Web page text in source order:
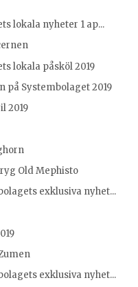
lokala nyheter 1 ap...
lokala påsköl 2019
på Systembolaget 2019
2019
Old Mephisto
exklusiva nyhet...
exklusiva nyhet...